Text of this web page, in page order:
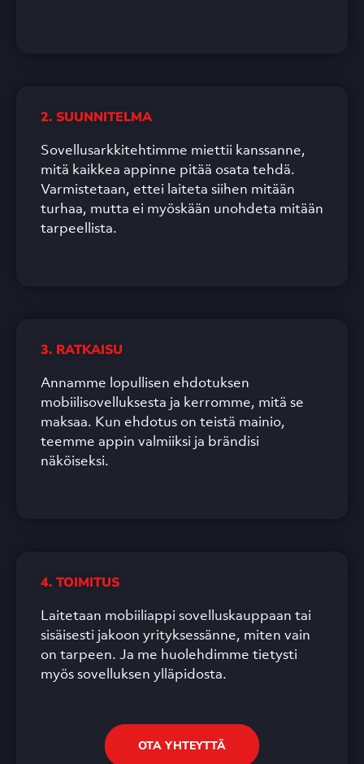
2. SUUNNITELMA
Sovellusarkkitehtimme miettii kanssanne,
mitä kaikkea appinne pitää osata tehdä.
Varmistetaan, ettei laiteta siihen mitään
turhaa, mutta ei myöskään unohdeta mitään
tarpeellista.
3. RATKAISU
Annamme lopullisen ehdotuksen
mobiilisovelluksesta ja kerromme, mitä se
maksaa. Kun ehdotus on teistä mainio,
teemme appin valmiiksi ja brändisi
näköiseksi.
4. TOIMITUS
Laitetaan mobiiliappi sovelluskauppaan tai
sisäisesti jakoon yrityksessänne, miten vain
on tarpeen. Ja me huolehdimme tietysti
myös sovelluksen ylläpidosta.
OTA YHTEYTTÄ